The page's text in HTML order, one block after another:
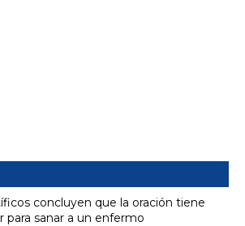
concluyen que la oración tiene
para sanar a un enfermo